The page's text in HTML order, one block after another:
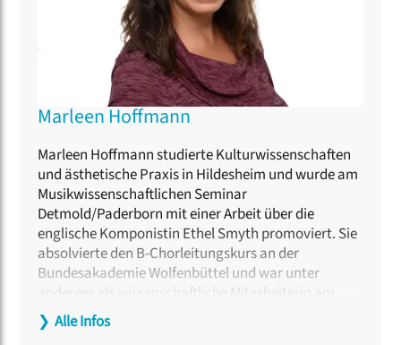
Peters erschienen ist.
Marleen Hoffmann
Marleen Hoffmann studierte Kulturwissenschaften
und ästhetische Praxis in Hildesheim und wurde am
Musikwissenschaftlichen Seminar
Detmold/Paderborn mit einer Arbeit über die
englische Komponistin Ethel Smyth promoviert. Sie
absolvierte den B-Chorleitungskurs an der
Bundesakademie Wolfenbüttel und war unter
anderem als wissenschaftliche Mitarbeiterin am
Archiv Frau und Musik Frankfurt am Main zuständig
für den Sammlungsschwerpunkt Chormusik. Zudem
❯ Alle Infos